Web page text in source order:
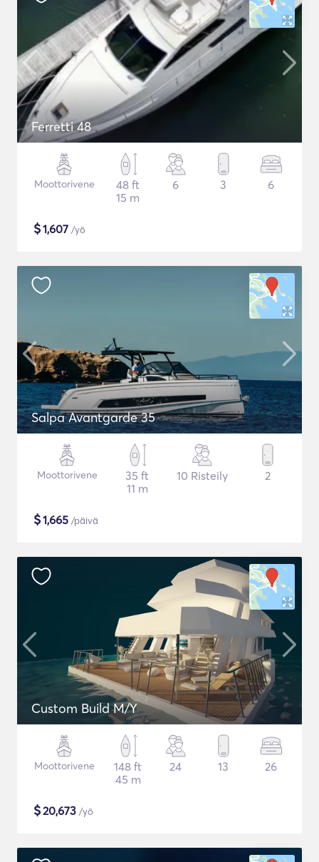
Ferretti 48
Moottorivene
48 ft
15 m
6 3 6
$1,607 /yö
Salpa Avantgarde 35
Moottorivene
35 ft
11 m
10 Risteily 2
$1,665 /päivä
Custom Build M/Y
Moottorivene
148 ft
45 m
24 13 26
$20,673 /yö